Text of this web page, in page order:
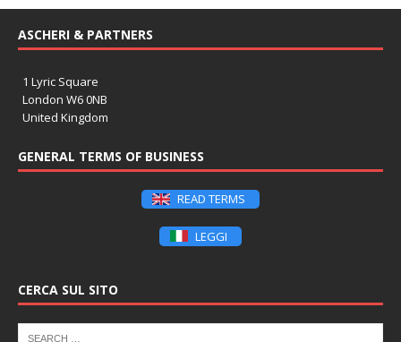
ASCHERI & PARTNERS
1 Lyric Square
London W6 0NB
United Kingdom
GENERAL TERMS OF BUSINESS
READ TERMS
LEGGI
CERCA SUL SITO